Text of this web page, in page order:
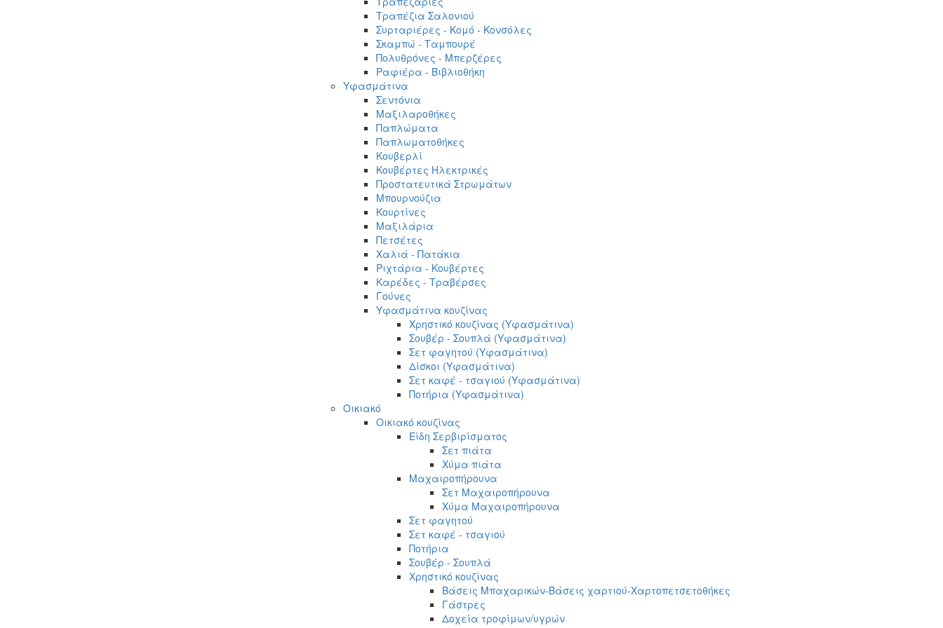
Τραπέζια Σαλονιού
Συρταριέρες - Κομό - Κονσόλες
Σκαμπώ - Ταμπουρέ
Πολυθρόνες - Μπερζέρες
Ραφιέρα - Βιβλιοθήκη
Υφασμάτινα
Σεντόνια
Μαξιλαροθήκες
Παπλώματα
Παπλωματοθήκες
Κουβερλί
Κουβέρτες Ηλεκτρικές
Προστατευτικά Στρωμάτων
Μπουρνούζια
Κουρτίνες
Μαξιλάρια
Πετσέτες
Χαλιά - Πατάκια
Ριχτάρια - Κουβέρτες
Καρέδες - Τραβέρσες
Γούνες
Υφασμάτινα κουζίνας
Χρηστικό κουζίνας (Υφασμάτινα)
Σουβέρ - Σουπλά (Υφασμάτινα)
Σετ φαγητού (Υφασμάτινα)
Δίσκοι (Υφασμάτινα)
Σετ καφέ - τσαγιού (Υφασμάτινα)
Ποτήρια (Υφασμάτινα)
Οικιακό
Οικιακό κουζίνας
Είδη Σερβιρίσματος
Σετ πιάτα
Χύμα πιάτα
Μαχαιροπήρουνα
Σετ Μαχαιροπήρουνα
Χύμα Μαχαιροπήρουνα
Σετ φαγητού
Σετ καφέ - τσαγιού
Ποτήρια
Σουβέρ - Σουπλά
Χρηστικό κουζίνας
Βάσεις Μπαχαρικών-Βάσεις χαρτιού-Χαρτοπετσετοθήκες
Γάστρες
Δοχεία τροφίμων/υγρών